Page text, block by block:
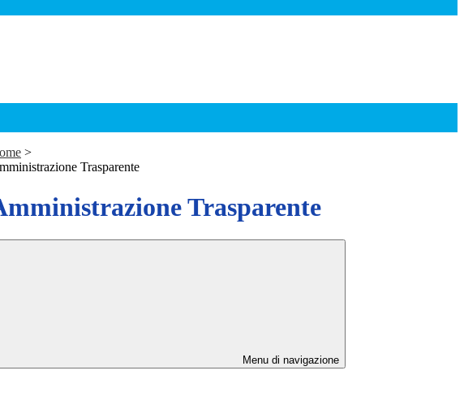
>
Trasparente
Trasparente
Menu di navigazione